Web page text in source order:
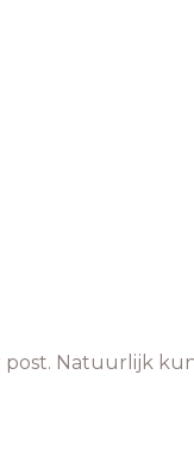
Natuurlijk